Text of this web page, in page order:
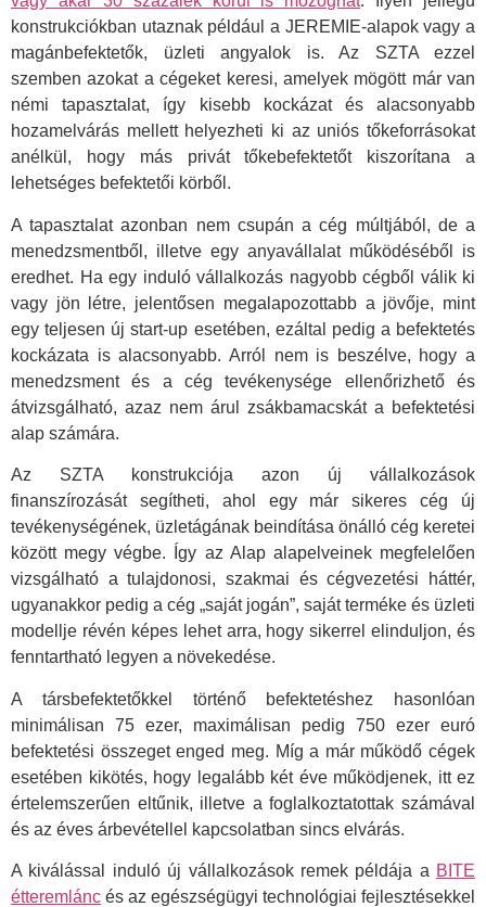
konstrukciókban utaznak például a JEREMIE-alapok vagy a
magánbefektetők, üzleti angyalok is. Az SZTA ezzel
szemben azokat a cégeket keresi, amelyek mögött már van
némi tapasztalat, így kisebb kockázat és alacsonyabb
hozamelvárás mellett helyezheti ki az uniós tőkeforrásokat
anélkül, hogy más privát tőkebefektetőt kiszorítana a
lehetséges befektetői körből.
A tapasztalat azonban nem csupán a cég múltjából, de a
menedzsmentből, illetve egy anyavállalat működéséből is
eredhet. Ha egy induló vállalkozás nagyobb cégből válik ki
vagy jön létre, jelentősen megalapozottabb a jövője, mint
egy teljesen új start-up esetében, ezáltal pedig a befektetés
kockázata is alacsonyabb. Arról nem is beszélve, hogy a
menedzsment és a cég tevékenysége ellenőrizhető és
átvizsgálható, azaz nem árul zsákbamacskát a befektetési
alap számára.
Az SZTA konstrukciója azon új vállalkozások
finanszírozását segítheti, ahol egy már sikeres cég új
tevékenységének, üzletágának beindítása önálló cég keretei
között megy végbe. Így az Alap alapelveinek megfelelően
vizsgálható a tulajdonosi, szakmai és cégvezetési háttér,
ugyanakkor pedig a cég „saját jogán”, saját terméke és üzleti
modellje révén képes lehet arra, hogy sikerrel elinduljon, és
fenntartható legyen a növekedése.
A társbefektetőkkel történő befektetéshez hasonlóan
minimálisan 75 ezer, maximálisan pedig 750 ezer euró
befektetési összeget enged meg. Míg a már működő cégek
esetében kikötés, hogy legalább két éve működjenek, itt ez
értelemszerűen eltűnik, illetve a foglalkoztatottak számával
és az éves árbevétellel kapcsolatban sincs elvárás.
A kiválással induló új vállalkozások remek példája a BITE
étteremlánc és az egészségügyi technológiai fejlesztésekkel